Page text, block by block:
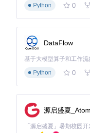
2.4 运行示例
编译完成后，你可以运
功：
如果一切正常，你应该
3. 应用案例和最佳
3.1 嵌入式系统中的应用
QuickJS 由于其轻量级
Python
0
DataFlow
基于大模型算子和工作
Python
0
源启盛夏